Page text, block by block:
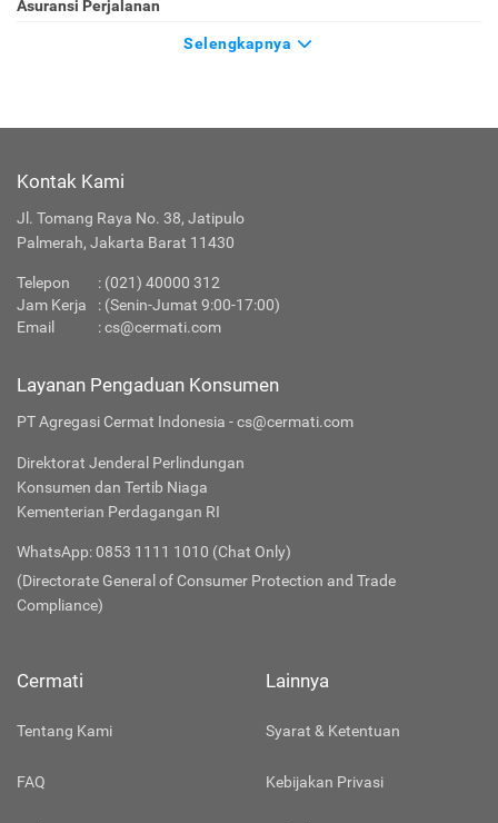
Asuransi Perjalanan
Selengkapnya
Kontak Kami
Jl. Tomang Raya No. 38, Jatipulo
Palmerah, Jakarta Barat 11430
Telepon : (021) 40000 312
Jam Kerja
: (Senin-Jumat 9:00-17:00)
Email
:cs@cermati.com
Layanan Pengaduan Konsumen
PT Agregasi Cermat Indonesia - cs@cermati.com
Direktorat Jenderal Perlindungan
Konsumen dan Tertib Niaga
Kementerian Perdagangan RI
WhatsApp: 0853 1111 1010 (Chat Only)
(Directorate General of Consumer Protection and Trade
Compliance)
Cermati
Tentang Kami
FAQ
Lainnya
Syarat & Ketentuan
Kebijakan Privasi